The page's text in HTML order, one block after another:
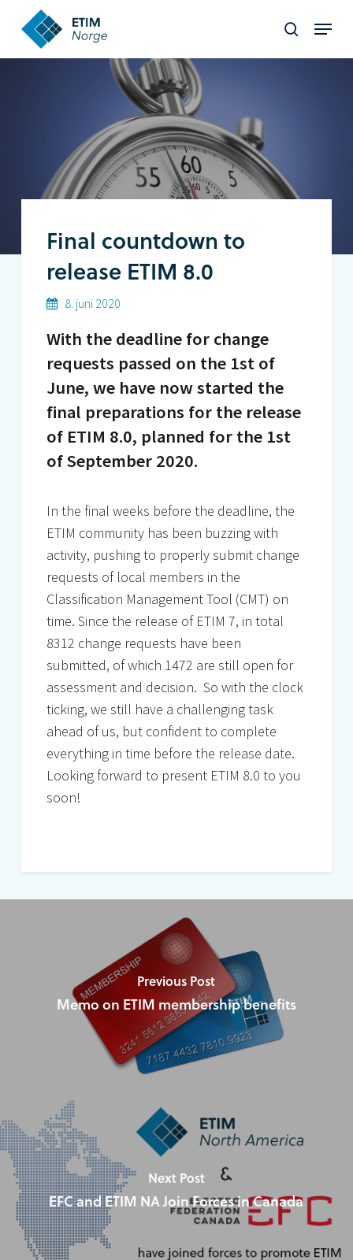
main
search
Menu
Final countdown to
release ETIM 8.0
8. juni 2020
With the deadline for change
requests passed on the 1st of
June, we have now started the
final preparations for the release
of ETIM 8.0, planned for the 1st
of September 2020.
In the final weeks before the deadline, the
ETIM community has been buzzing with
activity, pushing to properly submit change
requests of local members in the
Classification Management Tool (CMT) on
time. Since the release of ETIM 7, in total
8312 change requests have been
submitted, of which 1472 are still open for
assessment and decision. So with the clock
ticking, we still have a challenging task
ahead of us, but confident to complete
everything in time before the release date.
Looking forward to present ETIM 8.0 to you
soon!
Previous Post
Memo on ETIM membership benefits
Next Post
EFC and ETIM NA Join Forces in Canada